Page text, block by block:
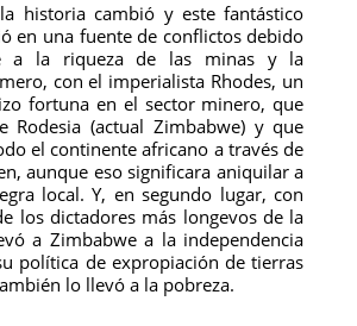
historia cambió y este fantástico
en una fuente de conflictos debido
a la riqueza de las minas y la
con el imperialista Rhodes, un
fortuna en el sector minero, que
Rodesia (actual Zimbabwe) y que
el continente africano a través de
aunque eso significara aniquilar a
local. Y, en segundo lugar, con
los dictadores más longevos de la
a Zimbabwe a la independencia
política de expropiación de tierras
lo llevó a la pobreza.